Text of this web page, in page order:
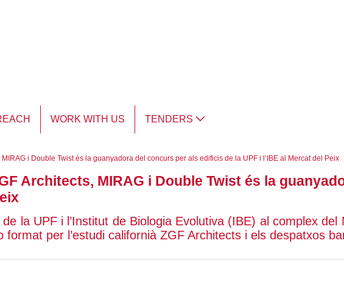
WORK WITH US TENDERS
i Double Twist és la guanyadora del concurs per als edificis de la UPF i l’IBE al Mercat del Peix
Architects, MIRAG i Double Twist és la
la UPF i l’Institut de Biologia Evolutiva (IBE) al complex
per l’estudi californià ZGF Architects i els despatxos